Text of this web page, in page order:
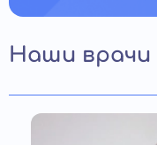
Наши врачи